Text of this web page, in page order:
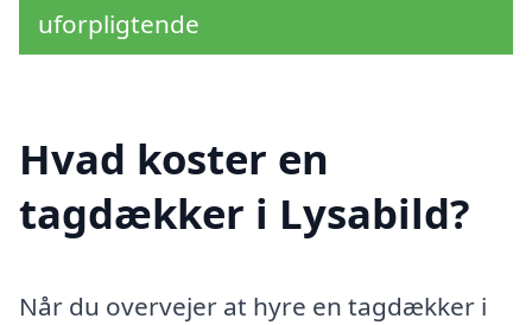
uforpligtende
Hvad koster en
tagdækker i Lysabild?
Når du overvejer at hyre en tagdækker i